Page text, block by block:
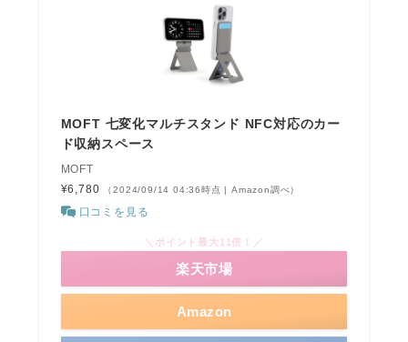
MOFT 七変化マルチスタンド NFC対応のカー
ド収納スペース
MOFT
¥6,780
（2024/09/14 04:36時点 | Amazon調べ）
口コミを見る
Amazon
＼ポイント最大11倍！／
楽天市場